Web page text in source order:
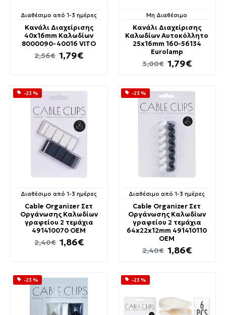
Διαθέσιμο από 1-3 ημέρες
Κανάλι Διαχείρισης
40x16mm Καλωδίων
8000090-40016 VITO
1,79€
2,56€
Μη Διαθέσιμο
Κανάλι Διαχείρισης
Καλωδίων Αυτοκόλλητο
25x16mm 160-56134
Eurolamp
1,79€
3,00€
-23 %
Διαθέσιμο από 1-3 ημέρες
Cable Organizer Σετ
Οργάνωσης Καλωδίων
γραφείου 2 τεμάχια
491410070 OEM
1,86€
2,40€
-23 %
Διαθέσιμο από 1-3 ημέρες
Cable Organizer Σετ
Οργάνωσης Καλωδίων
γραφείου 2 τεμάχια
64x22x12mm 491410110
OEM
1,86€
2,40€
-23 % -23 %